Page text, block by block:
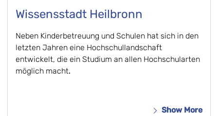
Wissensstadt Heilbronn
Neben Kinderbetreuung und Schulen hat sich in den
letzten Jahren eine Hochschullandschaft
entwickelt, die ein Studium an allen Hochschularten
möglich macht.
Show More